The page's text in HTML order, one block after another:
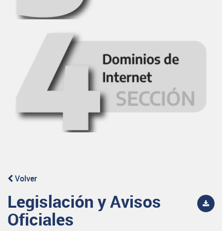
Volver
Legislación y Avisos
Oficiales